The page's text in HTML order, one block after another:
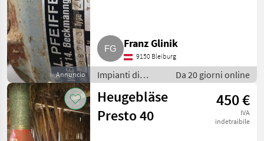
Annuncio
Franz Glinik
9150 Bleiburg
Impianti di
movimentazione
e trasporto /
Soffiatori
Da 20 giorni online
Heugebläse
Presto 40
450 €
IVA
indetraibile